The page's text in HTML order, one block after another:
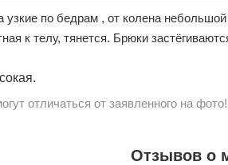
узкие по бедрам , от колена небольшой
к телу, тянется. Брюки
отличаться от заявленного на фото!
Отзывов о